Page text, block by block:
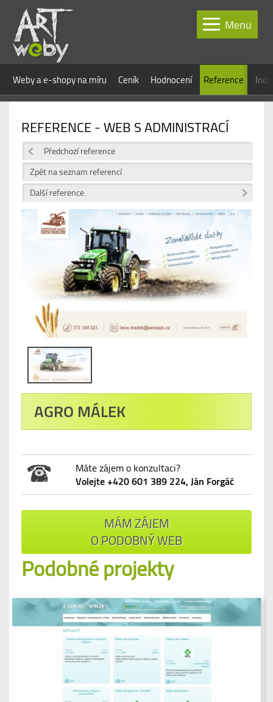
Menu
Weby a e-shopy na míru Ceník Hodnocení Reference
REFERENCE - WEB S ADMINISTRACÍ
Předchozí reference
Zpět na seznam referencí
Další reference
AGRO MÁLEK
Máte zájem o konzultaci?
Volejte +420 601 389 224, Ján Forgáč
MÁM ZÁJEM
O PODOBNÝ WEB
Podobné projekty